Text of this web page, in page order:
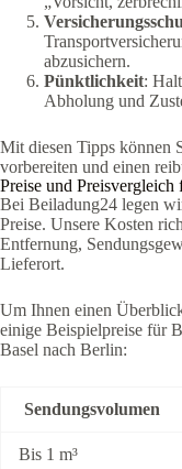
abzusichern.
Pünktlichkeit:
Abholung und
Mit diesen Tipps können
vorbereiten und einen
Preise und
Bei Beiladung24 legen
Preise. Unsere Kosten
Entfernung,
Lieferort.
Um Ihnen einen
einige Beispielpreise für
Basel nach Berlin:
Sendungsvolumen
Bis 1 m³